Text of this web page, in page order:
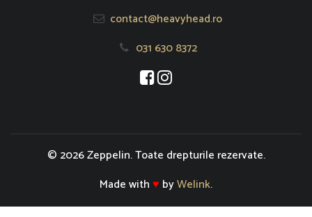
contact@heavyhead.ro
031 630 8372
Se deschide într-o fereastră nouă
Se deschide într-o fereastră
© 2026 Zeppelin. Toate drepturile rezervate.
Made with♥ byWelink.